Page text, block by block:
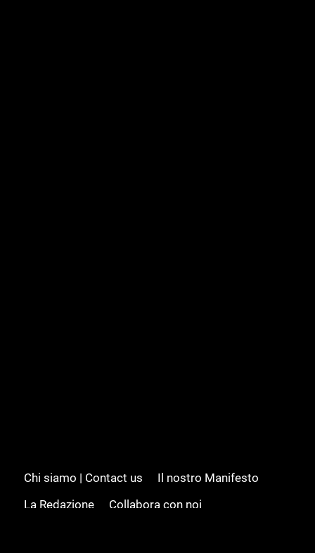
Chi siamo | Contact us
Il nostro Manifesto
La Redazione
Collabora con noi